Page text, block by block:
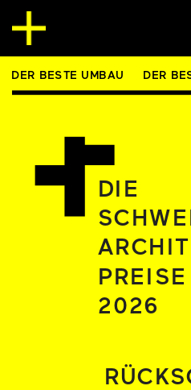
DER BESTE UMBAU DER
DIE
PREISE
2026